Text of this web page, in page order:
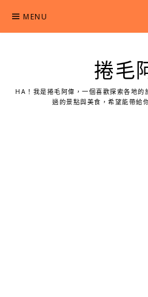
content
MENU
捲毛
HA！我是捲毛阿偉，一個喜歡探索各地的
過的景點與美食，希望能帶給